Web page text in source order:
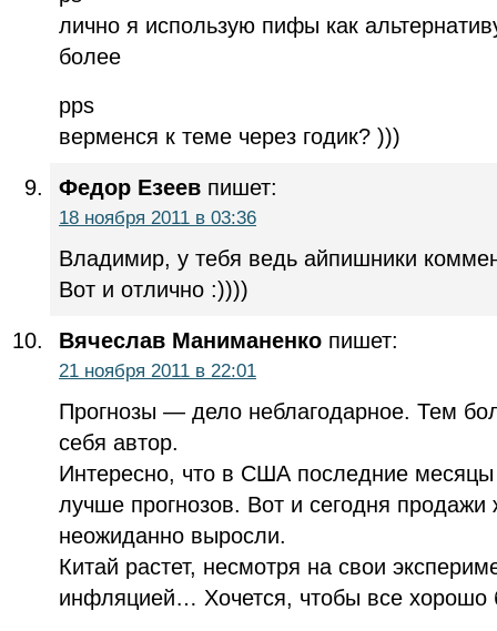
лично я использую пифы как
более
pps
верменся к теме через годик? )))
Федор Езеев пишет:
18 ноября 2011 в 03:36
Владимир, у тебя ведь айпишники
Вот и отлично :))))
Вячеслав Маниманенко пишет:
21 ноября 2011 в 22:01
Прогнозы — дело неблагодарное. Тем
себя автор.
Интересно, что в США последние месяцы
лучше прогнозов. Вот и сегодня продажи
неожиданно выросли.
Китай растет, несмотря на свои
инфляцией… Хочется, чтобы все